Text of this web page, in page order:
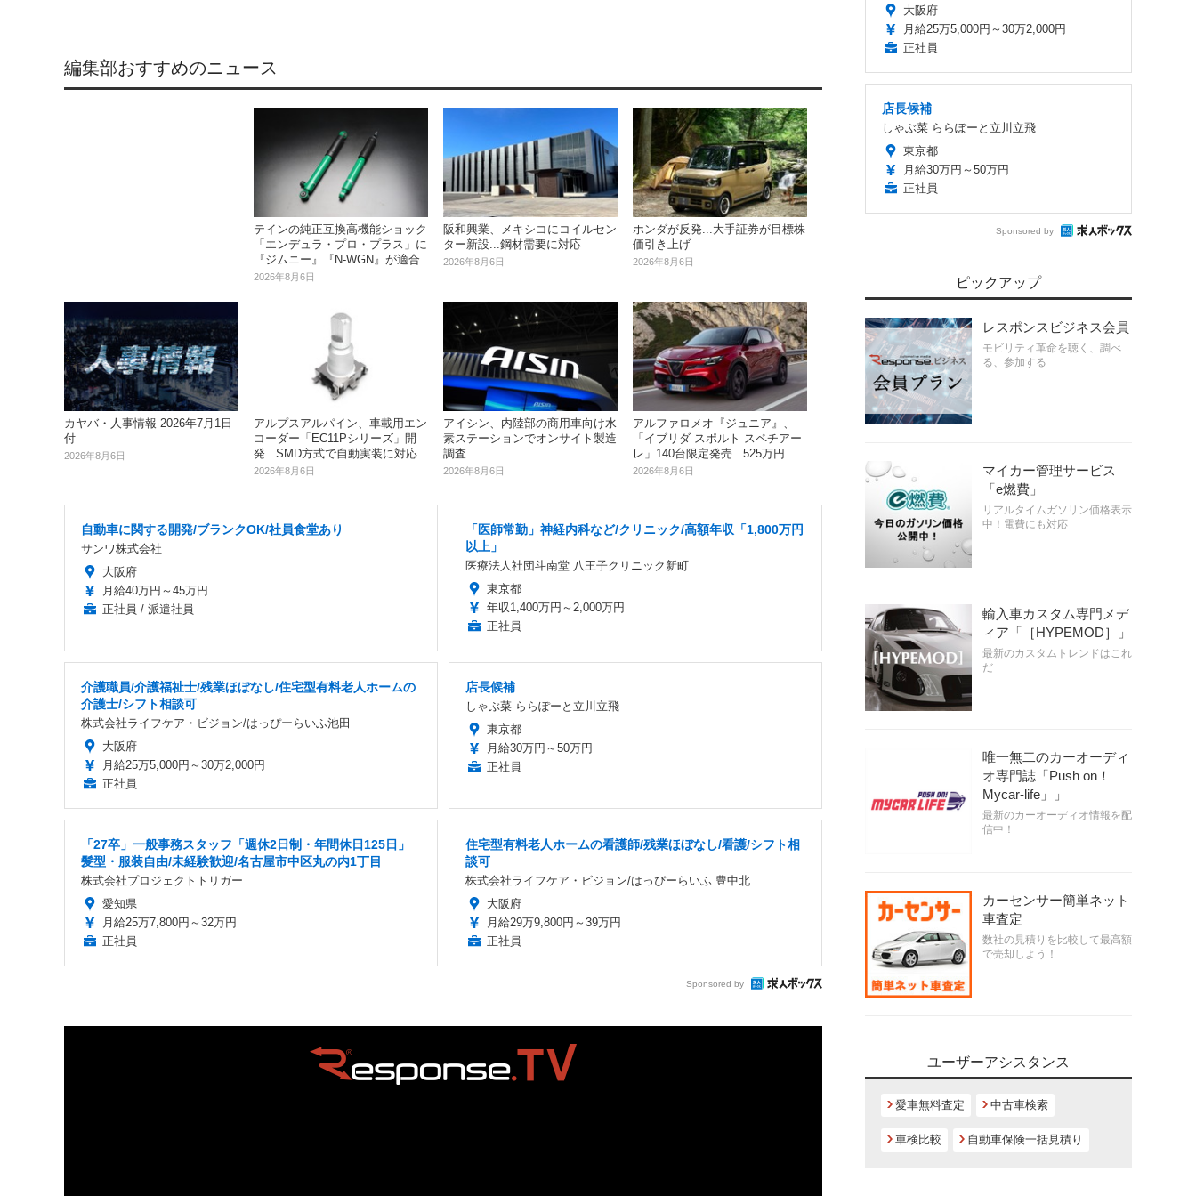
編集部おすすめのニュース
テインの純正互換高機能ショック
「エンデュラ・プロ・プラス」に
『ジムニー』『N-WGN』が適合
2026年8月6日
阪和興業、メキシコにコイルセン
ター新設...鋼材需要に対応
2026年8月6日
ホンダが反発...大手証券が目標株
価引き上げ
2026年8月6日
カヤバ・人事情報 2026年7月1日
付
2026年8月6日
アルプスアルパイン、車載用エン
コーダー「EC11Pシリーズ」開
発...SMD方式で自動実装に対応
2026年8月6日
アイシン、内陸部の商用車向け水
素ステーションでオンサイト製造
調査
2026年8月6日
アルファロメオ『ジュニア』、
「イブリダ スポルト スペチアー
レ」140台限定発売...525万円
2026年8月6日
自動車に関する開発/ブランクOK/社員食堂あり
サンワ株式会社
大阪府
月給40万円～45万円
正社員 / 派遣社員
「医師常勤」神経内科など/クリニック/高額年収「1,800万円
以上」
医療法人社団斗南堂 八王子クリニック新町
東京都
年収1,400万円～2,000万円
正社員
介護職員/介護福祉士/残業ほぼなし/住宅型有料老人ホームの
介護士/シフト相談可
株式会社ライフケア・ビジョン/はっぴーらいふ池田
大阪府
月給25万5,000円～30万2,000円
正社員
店長候補
しゃぶ菜 ららぽーと立川立飛
東京都
月給30万円～50万円
正社員
「27卒」一般事務スタッフ「週休2日制・年間休日125日」
髪型・服装自由/未経験歓迎/名古屋市中区丸の内1丁目
株式会社プロジェクトトリガー
愛知県
月給25万7,800円～32万円
正社員
住宅型有料老人ホームの看護師/残業ほぼなし/看護/シフト相
談可
株式会社ライフケア・ビジョン/はっぴーらいふ 豊中北
大阪府
月給29万9,800円～39万円
正社員
Sponsored by
大阪府
月給25万5,000円～30万2,000円
正社員
店長候補
しゃぶ菜 ららぽーと立川立飛
東京都
月給30万円～50万円
正社員
Sponsored by
ピックアップ
レスポンスビジネス会員
モビリティ革命を聴く、調べ
る、参加する
マイカー管理サービス
「e燃費」
リアルタイムガソリン価格表示
中！電費にも対応
輸入車カスタム専門メデ
ィア「［HYPEMOD］」
最新のカスタムトレンドはこれ
だ
唯一無二のカーオーディ
オ専門誌「Push on！
Mycar-life」」
最新のカーオーディオ情報を配
信中！
カーセンサー簡単ネット
車査定
数社の見積りを比較して最高額
で売却しよう！
ユーザーアシスタンス
愛車無料査定 中古車検索
車検比較 自動車保険一括見積り